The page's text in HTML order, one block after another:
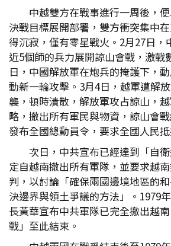
中越雙方在戰事進行一周後，
決戰目標展開部署，雙方衝突集中
得沉寂，僅有零星戰火。2月27日，
近5個師的兵力展開諒山會戰，激戰
日，中國解放軍在炮兵的掩護下，
動新一輪攻擊。3月4日，越軍遭解
襲，頓時潰散，解放軍攻占諒山，
略，撤出所有軍民與物資，諒山會
發布全國總動員令，要求全國人民抵
次日，中共宣布已經達到「自
定自越南撤出所有軍隊，並要求越
判，以討論「確保兩國邊境地區的
決邊界與領土爭議的方法」。1979
長黃華宣布中共軍隊已完全撤出越
戰」至此結束。